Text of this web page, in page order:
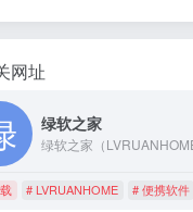
网址
绿软之家
# LVRUANHOME # 便携软件